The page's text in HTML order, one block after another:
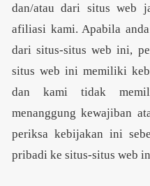
dan/atau dari situs web
afiliasi kami. Apabila
dari situs-situs web ini,
situs web ini memiliki
dan kami tidak
menanggung kewajiban
periksa kebijakan ini
pribadi ke situs-situs web